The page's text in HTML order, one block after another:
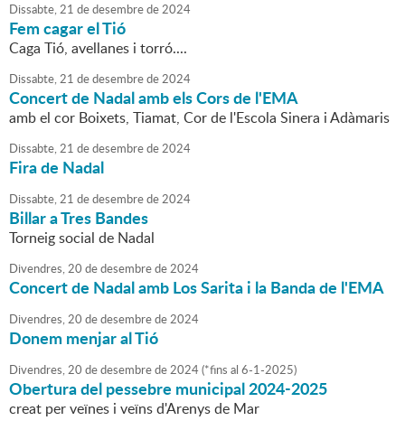
Dissabte,21 dedesembrede2024
Fem cagar el Tió
Caga Tió, avellanes i torró....
Dissabte,21 dedesembrede2024
Concert de Nadal amb els Cors de l'EMA
amb el cor Boixets, Tiamat, Cor de l'Escola Sinera i Adàmaris
Dissabte,21 dedesembrede2024
Fira de Nadal
Dissabte,21 dedesembrede2024
Billar a Tres Bandes
Torneig social de Nadal
Divendres,20 dedesembrede2024
Concert de Nadal amb Los Sarita i la Banda de l'EMA
Divendres,20 dedesembrede2024
Donem menjar al Tió
Divendres,20 dedesembrede2024(*fins al 6-1-2025)
Obertura del pessebre municipal 2024-2025
creat per veïnes i veïns d'Arenys de Mar